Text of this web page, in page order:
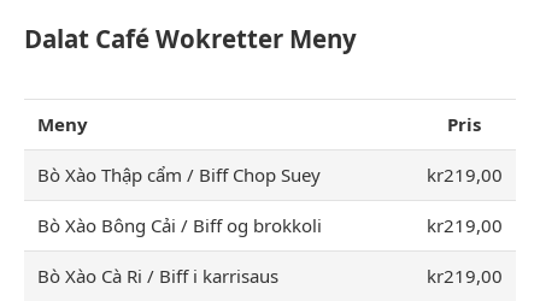
Dalat Café Wokretter Meny
Meny Pris
Bò Xào Thập cẩm / Biff Chop Suey kr219,00
Bò Xào Bông Cải / Biff og brokkoli kr219,00
Bò Xào Cà Ri / Biff i karrisaus kr219,00